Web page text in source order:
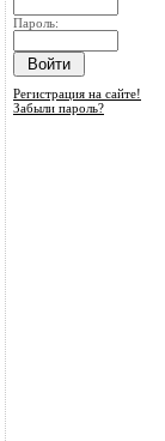
Пароль:
Регистрация на сайте!
Забыли пароль?